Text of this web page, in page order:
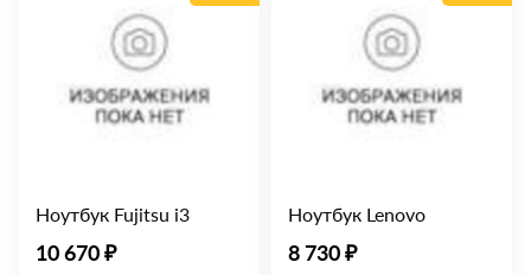
Ноутбук Fujitsu i3
10 670 ₽
Ноутбук Lenovo
8 730 ₽